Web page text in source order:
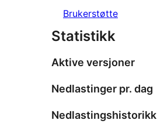
Brukerstøtte
Statistikk
Aktive versjoner
Nedlastinger pr. dag
Nedlastingshistorikk